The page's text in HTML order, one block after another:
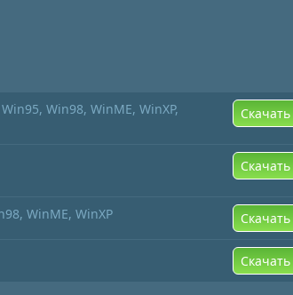
Win98, WinME, WinXP,
Скачать
Скачать
WinME, WinXP Скачать
Скачать